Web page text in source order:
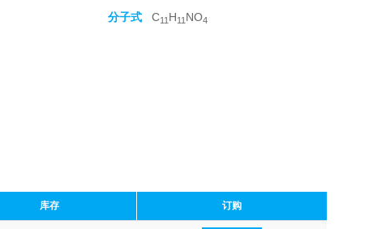
分子式 C11 H11 NO4
库存 订购